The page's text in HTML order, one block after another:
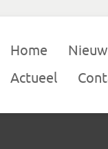
Home
Actueel